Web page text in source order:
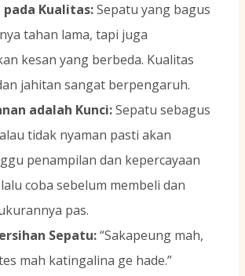
Kualitas:Sepatu yang bagus
tahan lama, tapi juga
kesan yang berbeda. Kualitas
jahitan sangat berpengaruh.
adalah Kunci:Sepatu sebagus
tidak nyaman pasti akan
penampilan dan kepercayaan
coba sebelum membeli dan
pas.
Sepatu:“Sakapeung mah,
mah katingalina ge hade.”